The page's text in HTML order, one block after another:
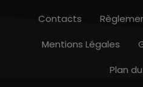
Contacts
Mentions Légales
Plan